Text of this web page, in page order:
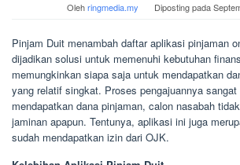
Olehringmedia.my Diposting pada
Pinjam Duit menambah daftar aplikasi pinjaman
dijadikan solusi untuk memenuhi kebutuhan
memungkinkan siapa saja untuk mendapatkan
yang relatif singkat. Proses pengajuannya
mendapatkan dana pinjaman, calon nasabah
jaminan apapun. Tentunya, aplikasi ini juga
sudah mendapatkan izin dari OJK.